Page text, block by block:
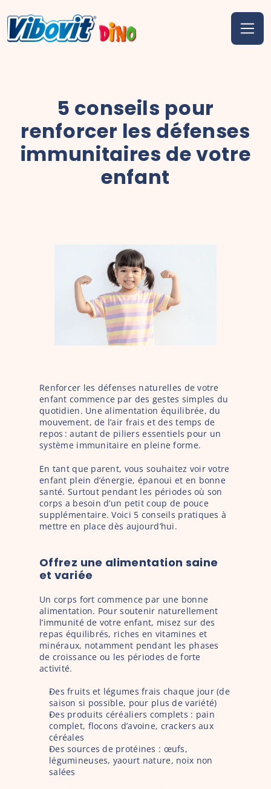
5 conseils pour
renforcer les défenses
immunitaires de votre
enfant
Renforcer les défenses naturelles de votre
enfant commence par des gestes simples du
quotidien. Une alimentation équilibrée, du
mouvement, de l’air frais et des temps de
repos : autant de piliers essentiels pour un
système immunitaire en pleine forme.
En tant que parent, vous souhaitez voir votre
enfant plein d’énergie, épanoui et en bonne
santé. Surtout pendant les périodes où son
corps a besoin d’un petit coup de pouce
supplémentaire. Voici 5 conseils pratiques à
mettre en place dès aujourd’hui.
Offrez une alimentation saine
et variée
Un corps fort commence par une bonne
alimentation. Pour soutenir naturellement
l’immunité de votre enfant, misez sur des
repas équilibrés, riches en vitamines et
minéraux, notamment pendant les phases
de croissance ou les périodes de forte
activité.
Des fruits et légumes frais chaque jour (de
saison si possible, pour plus de variété)
Des produits céréaliers complets : pain
complet, flocons d’avoine, crackers aux
céréales
Des sources de protéines : œufs,
légumineuses, yaourt nature, noix non
salées